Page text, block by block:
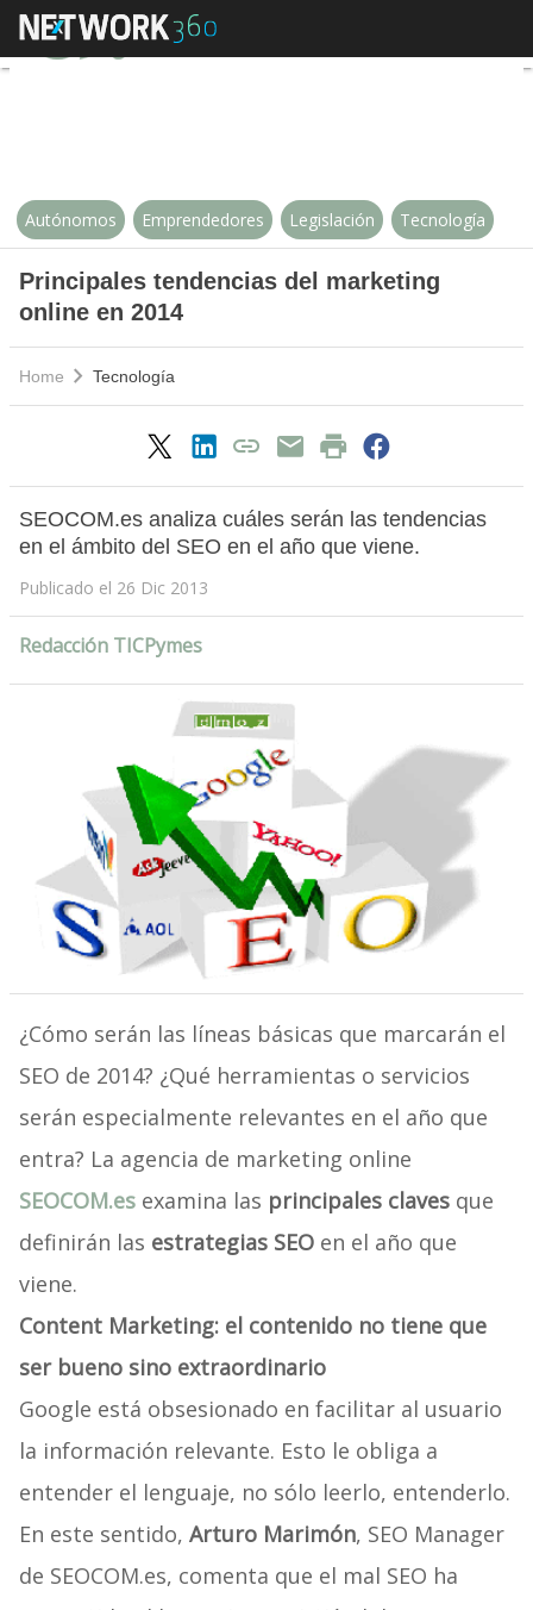
Principales tendencias del
Autónomos Emprendedores Legislación Tecnología
Principales tendencias del marketing
online en 2014
Home Tecnología
SEOCOM.es analiza cuáles serán las tendencias
en el ámbito del SEO en el año que viene.
Publicado el 26 Dic 2013
Redacción TICPymes
¿Cómo serán las líneas básicas que marcarán el
SEO de 2014? ¿Qué herramientas o servicios
serán especialmente relevantes en el año que
entra? La agencia de marketing online
SEOCOM.esexamina las principales clavesque
definirán las estrategias SEOen el año que
viene.
Content Marketing: el contenido no tiene que
ser bueno sino extraordinario
Google está obsesionado en facilitar al usuario
la información relevante. Esto le obliga a
entender el lenguaje, no sólo leerlo, entenderlo.
En este sentido, Arturo Marimón, SEO Manager
de SEOCOM.es, comenta que el mal SEO ha